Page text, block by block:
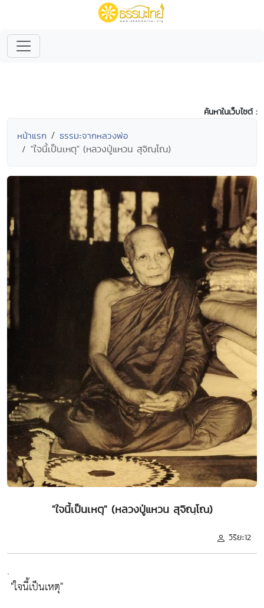
ค้นหาในเว็บไซต์ :
หน้าแรก ธรรมะจากหลวงพ่อ
"ใจนี้เป็นเหตุ" (หลวงปู่แหวน สุจิณฺโณ)
"ใจนี้เป็นเหตุ" (หลวงปู่แหวน สุจิณฺโณ)
วิริยะ12
.
"ใจนี้เป็นเหตุ"